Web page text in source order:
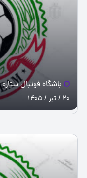
باشگاه فوتبال
20 / تیر / 1405